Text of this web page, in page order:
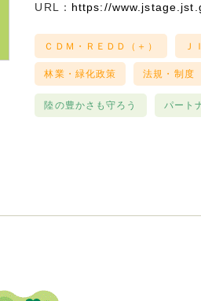
URL： https://
ＣＤＭ・ＲＥＤＤ（＋） Ｊ
林業・緑化政策 法規・制度
陸の豊かさも守ろう パート